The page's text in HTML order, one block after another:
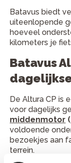
Batavus biedt
uiteenlopende
hoeveel
kilometers je
Batavus
De Altura CP is
voor dagelijks
middenmotor (
voldoende
bezoekjes aan
terrein.